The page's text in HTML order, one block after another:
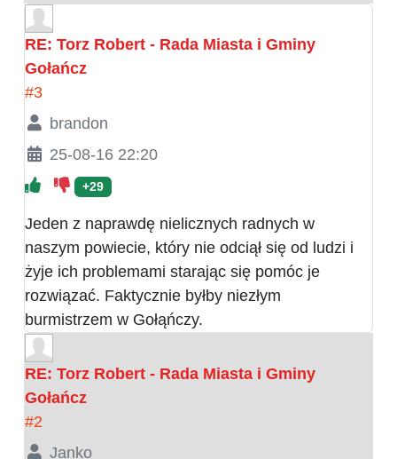
RE: Torz Robert - Rada Miasta i Gminy
Gołańcz
#3
brandon
25-08-16 22:20
+29
Jeden z naprawdę nielicznych radnych w
naszym powiecie, który nie odciął się od ludzi i
żyje ich problemami starając się pomóc je
rozwiązać. Faktycznie byłby niezłym
burmistrzem w Gołąńczy.
RE: Torz Robert - Rada Miasta i Gminy
Gołańcz
#2
Janko